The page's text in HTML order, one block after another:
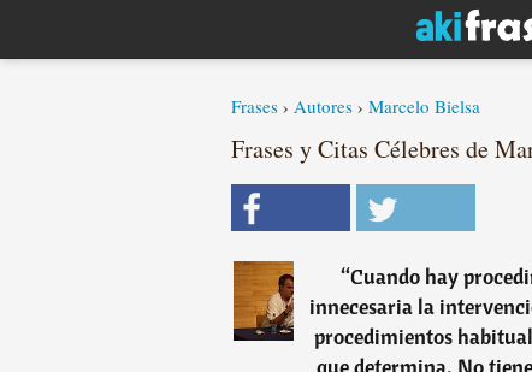
Frases › Autores › Marcelo Bielsa
Frases y Citas Célebres de
“Cuando hay
innecesaria la
procedimientos